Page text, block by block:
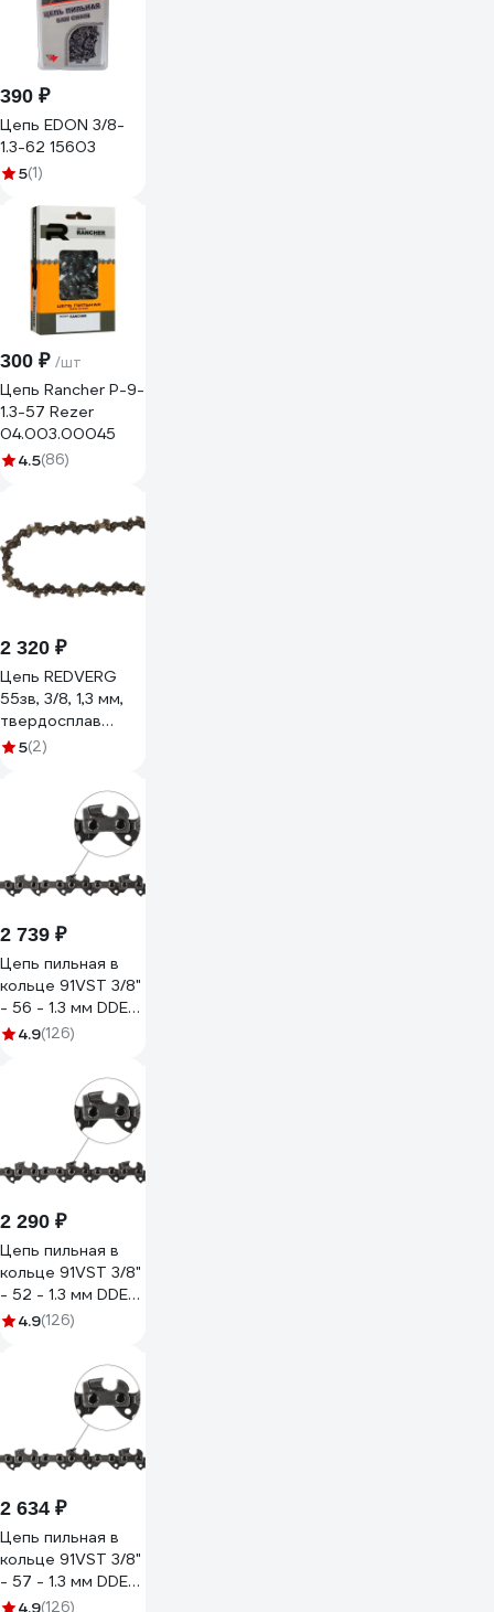
390 ₽
Цепь EDON 3/8-
1.3-62 15603
5(1)
300 ₽ /шт
Цепь Rancher P-9-
1.3-57 Rezer
04.003.00045
4.5(86)
2 320 ₽
Цепь REDVERG
55зв, 3/8, 1,3 мм,
твердосплав
00006692903
5(2)
2 739 ₽
Цепь пильная в
кольце 91VST 3/8"
- 56 - 1.3 мм DDE
918-022
4.9(126)
2 290 ₽
Цепь пильная в
кольце 91VST 3/8"
- 52 - 1.3 мм DDE
916-912
4.9(126)
2 634 ₽
Цепь пильная в
кольце 91VST 3/8"
- 57 - 1.3 мм DDE
918-039
4.9(126)